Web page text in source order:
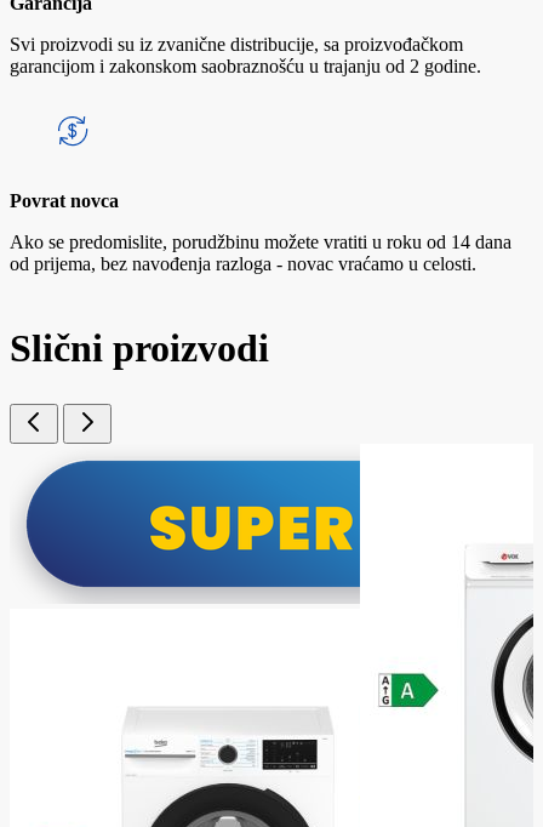
Svi proizvodi su iz zvanične distribucije, sa proizvođačkom
garancijom i zakonskom saobraznošću u trajanju od 2 godine.
Povrat novca
Ako se predomislite, porudžbinu možete vratiti u roku od 14 dana
od prijema, bez navođenja razloga - novac vraćamo u celosti.
Slični proizvodi